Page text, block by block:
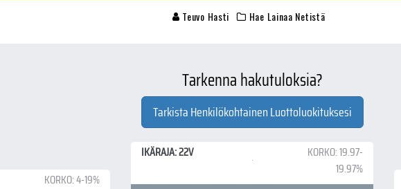
Teuvo Hasti Hae Lainaa Netistä
Tarkenna hakutuloksia?
Tarkista Henkilökohtainen Luottoluokituksesi
IKÄRAJA: 22V
KORKO: 19.97-
19.97%
KORKO: 4-19%